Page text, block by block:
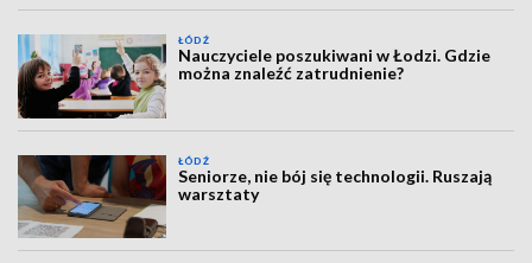
ŁÓDŹ
Nauczyciele poszukiwani w Łodzi. Gdzie
można znaleźć zatrudnienie?
ŁÓDŹ
Seniorze, nie bój się technologii. Ruszają
warsztaty